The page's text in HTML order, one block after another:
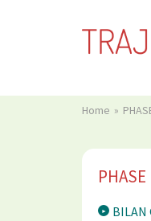
Home
BILAN